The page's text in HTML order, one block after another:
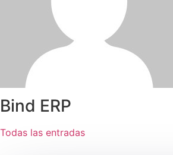
Bind ERP
Todas las entradas